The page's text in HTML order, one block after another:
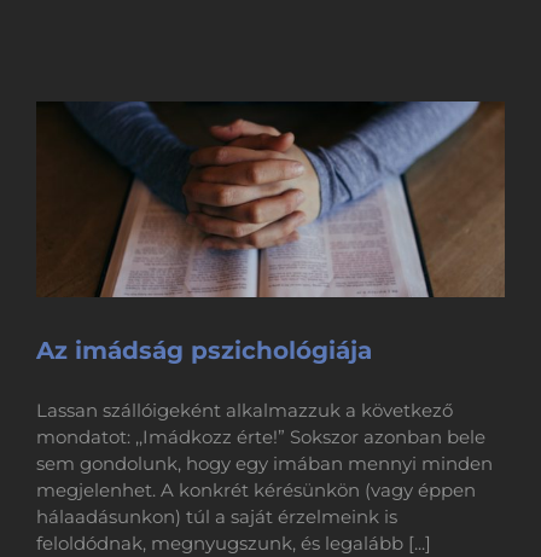
Az imádság pszichológiája
Lassan szállóigeként alkalmazzuk a következő
mondatot: ,,Imádkozz érte!” Sokszor azonban bele
sem gondolunk, hogy egy imában mennyi minden
megjelenhet. A konkrét kérésünkön (vagy éppen
hálaadásunkon) túl a saját érzelmeink is
feloldódnak, megnyugszunk, és legalább [...]